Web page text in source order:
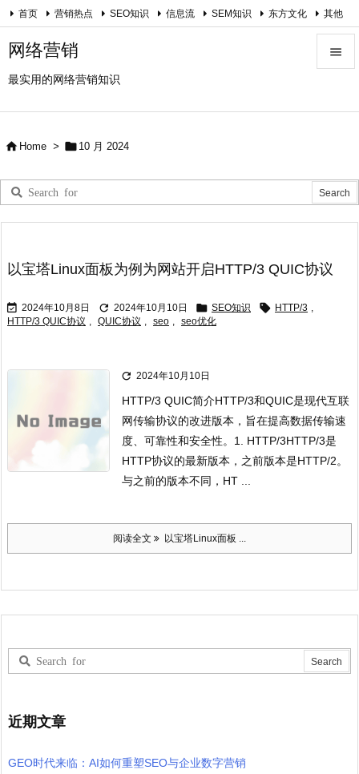
网络营销
最实用的网络营销知识

Prev

Next
Search
首页 营销热点 SEO知识 信息流 SEM知识 东方文化 其他
关于我
 Home >  10 月 2024
以宝塔Linux面板为例为网站开启HTTP/3 QUIC协议
 2024年10月8日  2024年10月10日  SEO知识  HTTP/3 ,
HTTP/3 QUIC协议 , QUIC协议 , seo , seo优化
 2024年10月10日
HTTP/3 QUIC简介HTTP/3和QUIC是现代互联
网传输协议的改进版本，旨在提高数据传输速
度、可靠性和安全性。 1. HTTP/3HTTP/3是
HTTP协议的最新版本，之前版本是HTTP/2。
与之前的版本不同，HT ...
阅读全文 以宝塔Linux面板 ...
近期文章
GEO时代来临：AI如何重塑SEO与企业数字营销